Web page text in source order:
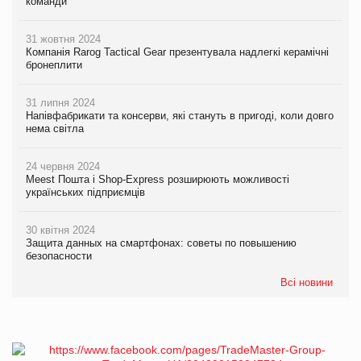
31 жовтня 2024
Компанія Rarog Tactical Gear презентувала надлегкі керамічні
бронеплити
31 липня 2024
Напівфабрикати та консерви, які стануть в пригоді, коли довго
нема світла
24 червня 2024
Meest Пошта і Shop-Express розширюють можливості
українських підприємців
30 квітня 2024
Защита данных на смартфонах: советы по повышению
безопасности
Всі новини